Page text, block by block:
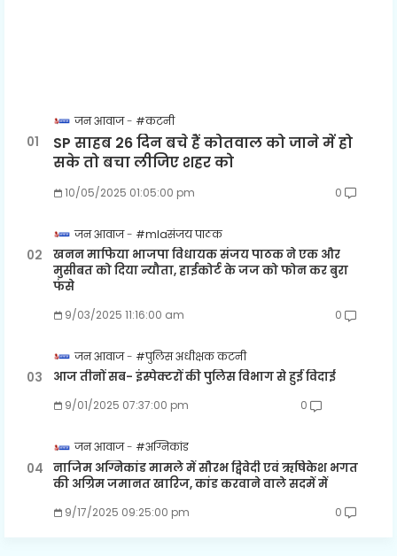
जन आवाज #कटनी
SP साहब 26 दिन बचे हैं कोतवाल को जाने में हो
सके तो बचा लीजिए शहर को
10/05/2025 01:05:00 pm 0
जन आवाज #mlaसंजय पाठक
खनन माफिया भाजपा विधायक संजय पाठक ने एक और
मुसीबत को दिया न्यौता, हाईकोर्ट के जज को फोन कर बुरा
फंसे
9/03/2025 11:16:00 am 0
जन आवाज #पुलिस अधीक्षक कटनी
आज तीनों सब- इंस्पेक्टरों की पुलिस विभाग से हुई विदाई
9/01/2025 07:37:00 pm 0
जन आवाज #अग्निकांड
नाजिम अग्निकांड मामले में सौरभ द्विवेदी एवं ऋषिकेश भगत
की अग्रिम जमानत खारिज, कांड करवाने वाले सदमें में
9/17/2025 09:25:00 pm 0